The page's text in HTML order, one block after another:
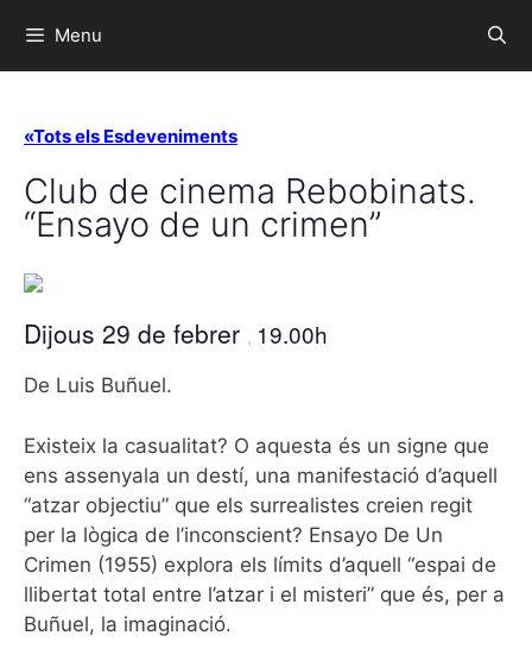
Menu
«Tots els Esdeveniments
Club de cinema Rebobinats.
“Ensayo de un crimen”
Dijous 29 de febrer , 19.00h
De Luis Buñuel.
Existeix la casualitat? O aquesta és un signe que
ens assenyala un destí, una manifestació d’aquell
“atzar objectiu” que els surrealistes creien regit
per la lògica de l’inconscient? Ensayo De Un
Crimen (1955) explora els límits d’aquell “espai de
llibertat total entre l’atzar i el misteri” que és, per a
Buñuel, la imaginació.